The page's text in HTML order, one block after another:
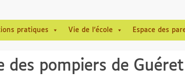
pratiques Vie de l’école Espace des
des pompiers de